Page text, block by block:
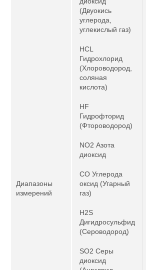
Диапазоны
измерений
(Двуокись
углерода,
углекислый газ)
HCL
Гидрохлорид
(Хлороводород,
соляная
кислота)
HF
Гидрофторид
(Фтороводород)
NO2 Азота
диоксид
CO Углерода
оксид (Угарный
газ)
H2S
Дигидросульфид
(Сероводород)
SO2 Серы
диоксид